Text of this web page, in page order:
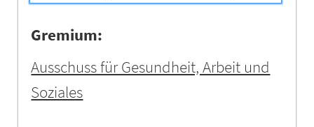
Gremium:
Ausschuss für Gesundheit, Arbeit und
Soziales